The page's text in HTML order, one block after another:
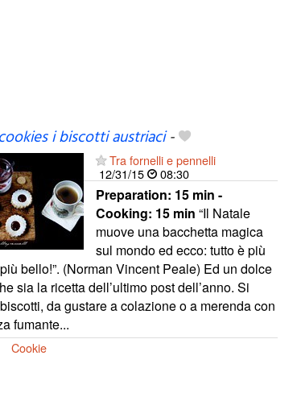
i biscotti austriaci-
Tra fornelli e pennelli
12/31/15
08:30
Preparation: 15 min -
Cooking: 15 min “Il Natale
muove una bacchetta magica
sul mondo ed ecco: tutto è più
bello!”. (Norman Vincent Peale) Ed un dolce
sia la ricetta dell’ultimo post dell’anno. Si
da gustare a colazione o a merenda con
fumante...
Cookie